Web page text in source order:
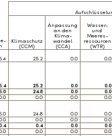
Klimaschutz
(CCM)
Anpassung
an den
Klima-
wandel
(CCA)
Wasser-
und
Meeres-
ressourcen
(WTR)
25.2 0.0 0.0
25.2 0.0 0.0
24.8 0.0 0.0
0.0 0.0 0.0
24.8 0.0 0.0
0.0 0.0 0.0
0.4 0.0 0.0
0.0 0.0 0.0